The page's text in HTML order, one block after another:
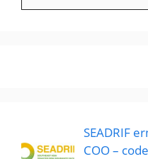
SEADRIF
COO –